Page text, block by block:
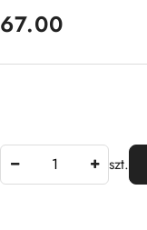
cena:
67.00
szt.